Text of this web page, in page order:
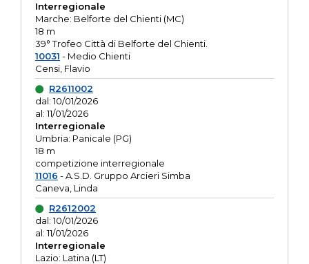
Interregionale
Marche: Belforte del Chienti (MC)
18 m
39° Trofeo Città di Belforte del Chienti.
10031 - Medio Chienti
Censi, Flavio
R2611002
dal: 10/01/2026
al: 11/01/2026
Interregionale
Umbria: Panicale (PG)
18 m
competizione interregionale
11016 - A.S.D. Gruppo Arcieri Simba
Caneva, Linda
R2612002
dal: 10/01/2026
al: 11/01/2026
Interregionale
Lazio: Latina (LT)